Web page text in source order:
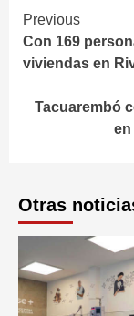
Continue
Reading
Previous
Con 169
viviendas en
Tacuarembó
en
Otras